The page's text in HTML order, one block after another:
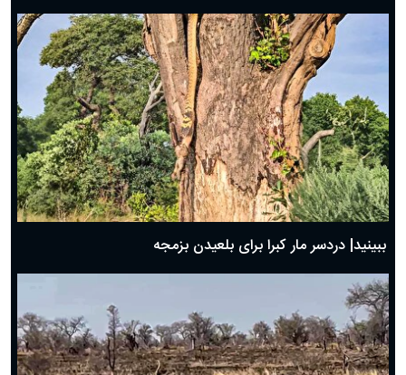
ببینید| دردسر مار کبرا برای بلعیدن بزمجه